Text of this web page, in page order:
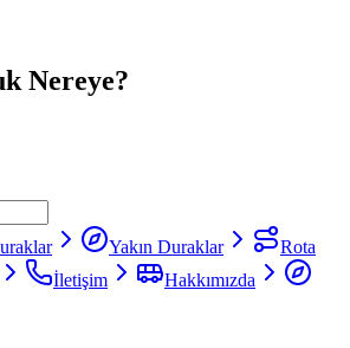
Nereye?
Yakın Duraklar
Rota
İletişim
Hakkımızda